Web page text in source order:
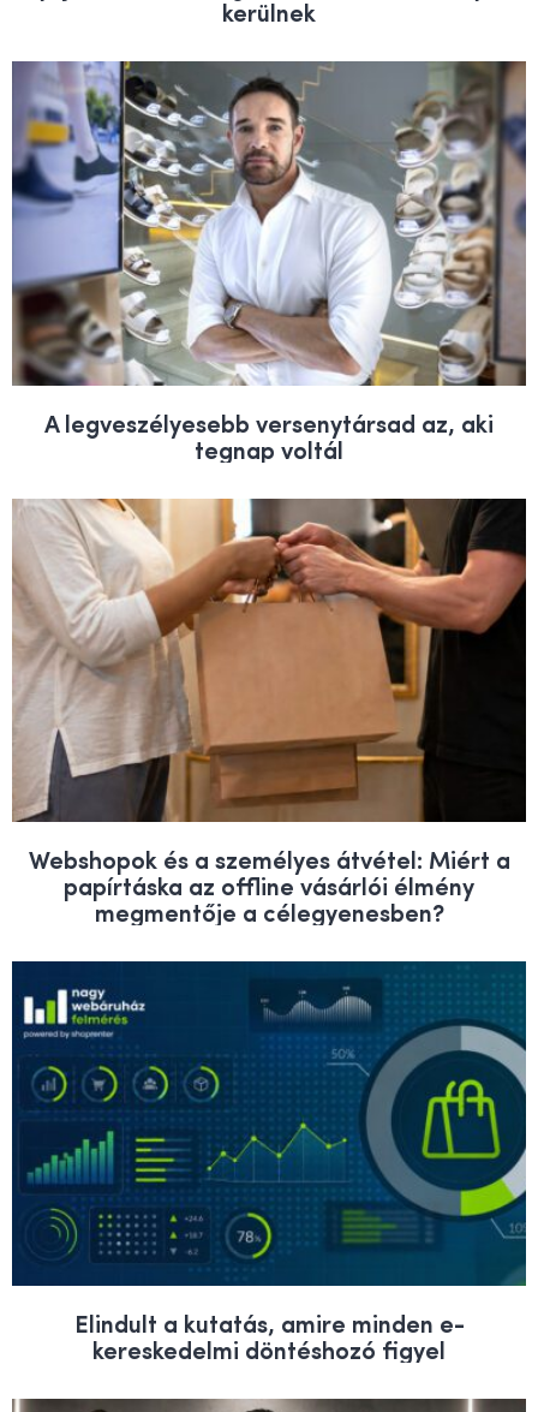
kerülnek
A legveszélyesebb versenytársad az, aki
tegnap voltál
Webshopok és a személyes átvétel: Miért a
papírtáska az offline vásárlói élmény
megmentője a célegyenesben?
Elindult a kutatás, amire minden e-
kereskedelmi döntéshozó figyel